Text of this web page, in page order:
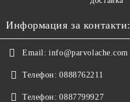
Информация за контакти:
Email: info@parvolache.com
Телефон: 0888762211
Телефон: 0887799927